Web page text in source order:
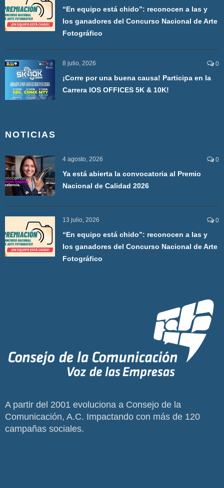
“En equipo está chido”: reconocen a las y
los ganadores del Concurso Nacional de Arte
Fotográfico
8 julio, 2026 0
¡Corre por una buena causa! Participa en la
Carrera IOS OFFICES 5K & 10K!
NOTICIAS
4 agosto, 2026 0
Ya está abierta la convocatoria al Premio
Nacional de Calidad 2026
13 julio, 2026 0
“En equipo está chido”: reconocen a las y
los ganadores del Concurso Nacional de Arte
Fotográfico
A partir del 2001 evoluciona a Consejo de la
Comunicación, A.C. Impactando con más de 120
campañas sociales.